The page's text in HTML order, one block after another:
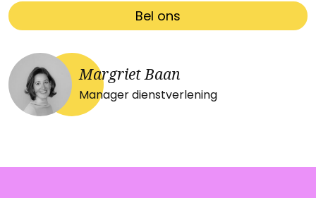
Bel ons
Margriet Baan
Manager dienstverlening